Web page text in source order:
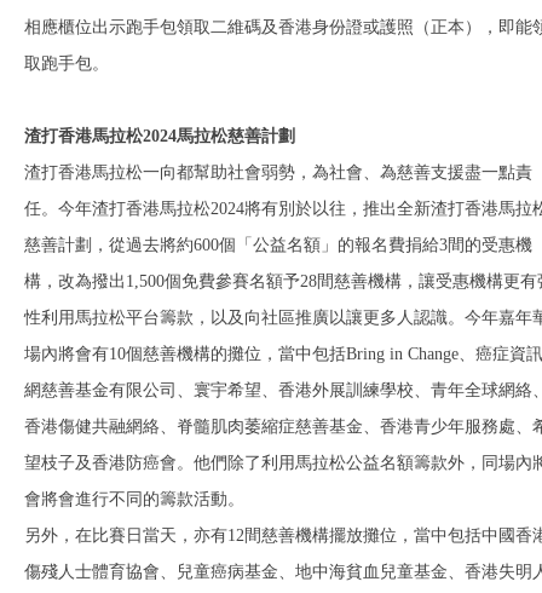
相應櫃位出示跑手包領取二維碼及香港身份證或護照 （正本），即能
取跑手包。
渣打香港馬拉松2024馬拉松慈善計劃
渣打香港馬拉松一向都幫助社會弱勢，為社會、為慈善支援盡一點責
任。今年渣打香港馬拉松2024將有別於以往，推出全新渣打香港馬拉
慈善計劃，從過去將約600個「公益名額」的報名費捐給3間的受惠機
構，改為撥出 1,500個免費參賽名額予28間慈善機構，讓受惠機構更有
性利用馬拉松平台籌款，以及向社區推廣以讓更多人認識。今年嘉年
場內將會有10個慈善機構的攤位，當中包括Bring in Change 、癌症資訊
網慈善基金有限公司、寰宇希望、香港外展訓練學校、青年全球網絡
香港傷健共融網絡、脊髓肌肉萎縮症慈善基金、香港青少年服務處、
望枝子及香港防癌會。他們除了利用馬拉松公益名額籌款外，同場內
會將會進行不同的籌款活動。
另外，在比賽日當天，亦有12 間慈善機構擺放攤位，當中包括中國香
傷殘人士體育協會、兒童癌病基金、地中海貧血兒童基金、香港失明